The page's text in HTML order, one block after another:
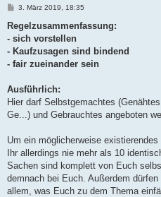
B
i
r
a
3. März 2019, 18:35
Regelzusammenfassung:
- sich vorstellen
- Kaufzusagen sind bindend
- fair zueinander sein
Ausführlich:
Hier darf Selbstgemachtes
Ge...) und Gebrauchtes angeboten
Um ein möglicherweise
Ihr allerdings nie mehr als 10
Sachen sind komplett von Euch
demnach bei Euch. Außerdem
allem, was Euch zu dem Thema